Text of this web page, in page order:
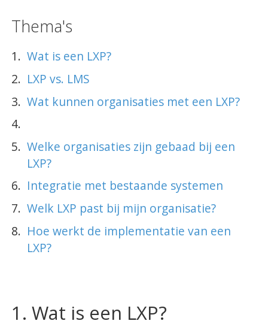
Agile Programs
CAPP Loopbaanontwikkeling
Oplossingen
Compliance Management
Online Academie
Extern Leerportaal
Performance Support
Thema's
Wat is een LXP?
LXP vs. LMS
Wat kunnen organisaties met een LXP?
Welke organisaties zijn gebaad bij een
LXP?
Integratie met bestaande systemen
Welk LXP past bij mijn organisatie?
Hoe werkt de implementatie van een
LXP?
1. Wat is een LXP?